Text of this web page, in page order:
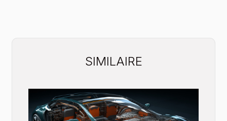
SIMILAIRE